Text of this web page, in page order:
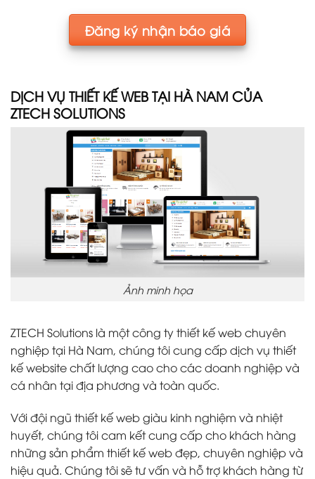
Đăng ký nhận báo giá
DỊCH VỤ THIẾT KẾ WEB TẠI HÀ NAM CỦA
ZTECH SOLUTIONS
Ảnh minh họa
ZTECH Solutions là một công ty thiết kế web chuyên
nghiệp tại Hà Nam, chúng tôi cung cấp dịch vụ thiết
kế website chất lượng cao cho các doanh nghiệp và
cá nhân tại địa phương và toàn quốc.
Với đội ngũ thiết kế web giàu kinh nghiệm và nhiệt
huyết, chúng tôi cam kết cung cấp cho khách hàng
những sản phẩm thiết kế web đẹp, chuyên nghiệp và
hiệu quả. Chúng tôi sẽ tư vấn và hỗ trợ khách hàng từ